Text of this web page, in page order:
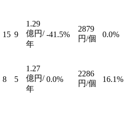
15 9
1.29
億円/
年
-41.5%
2879
円/個
0.0%
8 5
1.27
億円/
年
0.0%
2286
円/個
16.1%